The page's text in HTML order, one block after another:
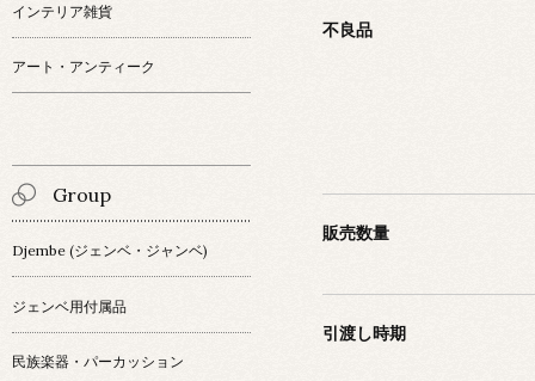
不良品
販売数量
引渡し時期
インテリア雑貨
アート・アンティーク
Group
Djembe (ジェンベ・ジャンベ)
ジェンベ用付属品
民族楽器・パーカッション